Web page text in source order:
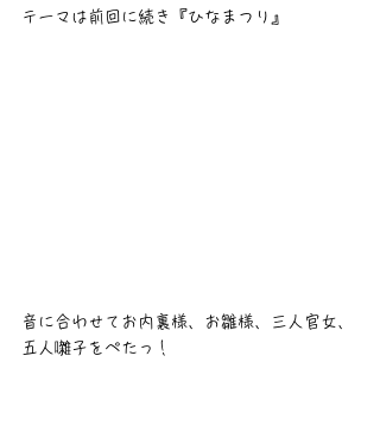
テーマは前回に続き『ひなまつり』
音に合わせてお内裏様、お雛様、三人官女、
五人囃子をぺたっ！